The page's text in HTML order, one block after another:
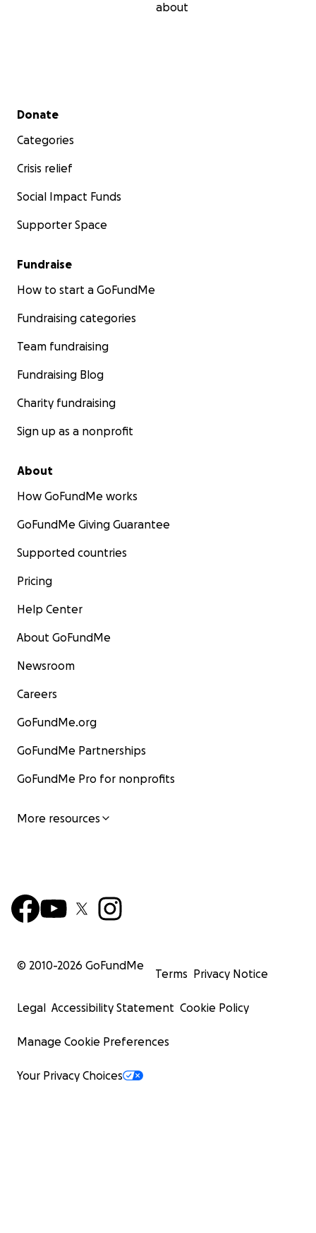
about
Secondary menu
Donate
Categories
Crisis relief
Social Impact Funds
Supporter Space
Fundraise
How to start a GoFundMe
Fundraising categories
Team fundraising
Fundraising Blog
Charity fundraising
Sign up as a nonprofit
About
How GoFundMe works
GoFundMe Giving Guarantee
Supported countries
Pricing
Help Center
About GoFundMe
Newsroom
Careers
GoFundMe.org
GoFundMe Partnerships
GoFundMe Pro for nonprofits
More resources
© 2010-2026 GoFundMe
Terms Privacy Notice
Legal Accessibility Statement Cookie Policy
Manage Cookie Preferences
Your Privacy Choices